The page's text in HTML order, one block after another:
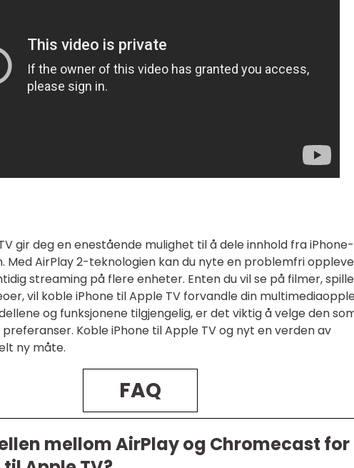
gir deg en enestående mulighet til å dele innhold fra
Med AirPlay 2-teknologien kan du nyte en problemfri
streaming på flere enheter. Enten du vil se på filmer,
vil koble iPhone til Apple TV forvandle din
og funksjonene tilgjengelig, er det viktig å velge den
Koble iPhone til Apple TV og nyt en verden av
ny måte.
FAQ
mellom AirPlay og Chromecast for